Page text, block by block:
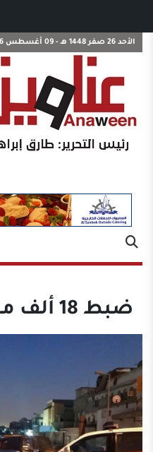
الأحد 26 صفر 1448 هـ - 09 أغسطس 2026 م
ضبط 18 ألف مخالف في أسبوع